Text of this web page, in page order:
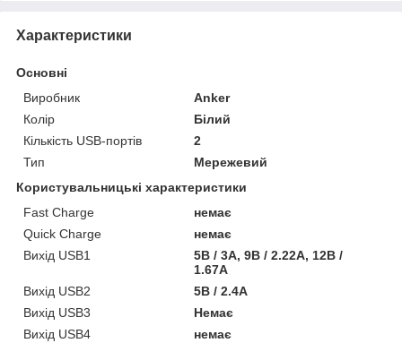
Характеристики
Основні
Виробник
Anker
Колір
Білий
Кількість USB-портів
2
Тип
Мережевий
Користувальницькі характеристики
Fast Charge
немає
Quick Charge
немає
Вихід USB1
5B / 3A, 9В / 2.22A, 12В /
1.67A
Вихід USB2
5В / 2.4А
Вихід USB3
Немає
Вихід USB4
немає